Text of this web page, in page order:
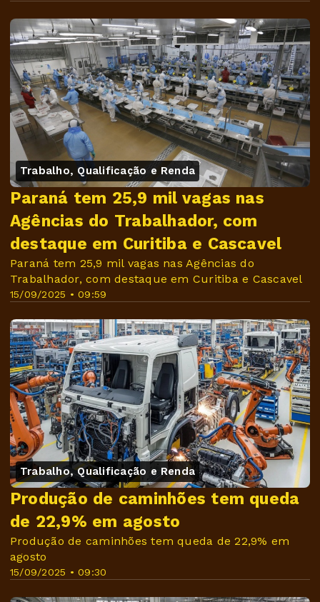
Trabalho, Qualificação e Renda
15/09/2025 • 09:59
Paraná tem 25,9 mil vagas nas
Agências do Trabalhador, com
destaque em Curitiba e Cascavel
Paraná tem 25,9 mil vagas nas Agências do
Trabalhador, com destaque em Curitiba e Cascavel
Trabalho, Qualificação e Renda
15/09/2025 • 09:30
Produção de caminhões tem queda
de 22,9% em agosto
Produção de caminhões tem queda de 22,9% em
agosto